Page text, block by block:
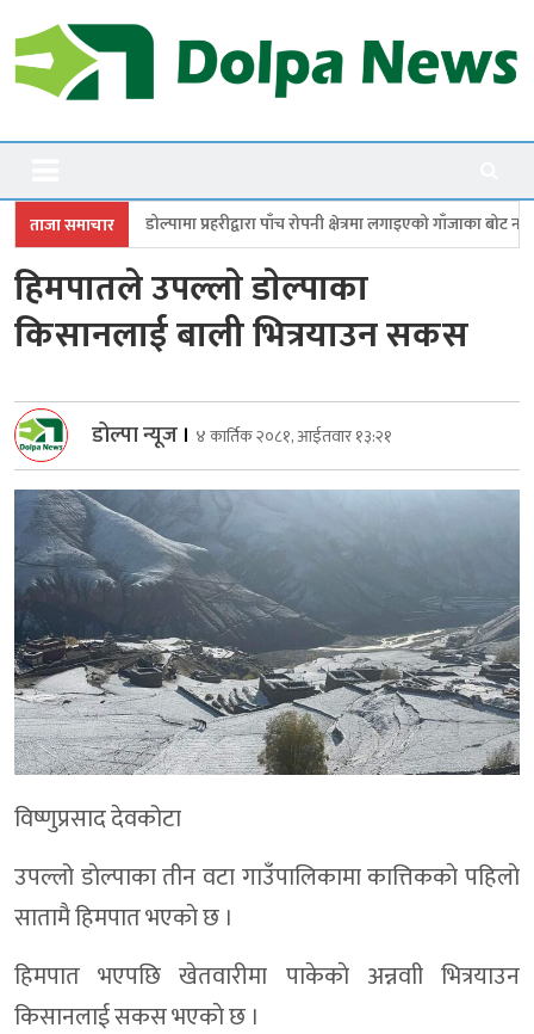
to
content
Dolpanews
ताजा समाचार
प्रहरीद्वारा पाँच रोपनी क्षेत्रमा लगाइएको गाँजाका बोट नष्ट जगदुल्लामा
हिमपातले उपल्लाे डाेल्पाका
किसानलाई बाली भित्रयाउन सकस
डोल्पा न्यूज । ४ कार्तिक २०८१, आईतवार १३:२१
विष्णुप्रसाद देवकोटा
उपल्लो डाेल्पाका तीन वटा गाउँपालिकामा कात्तिककाे पहिलाे
सातामै हिमपात भएकाे छ ।
हिमपात भएपछि खेतवारीमा पाकेकाे अन्नवाी भित्रयाउन
किसानलाई सकस भएकाे छ ।